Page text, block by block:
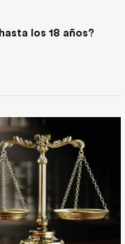
los 18 años?